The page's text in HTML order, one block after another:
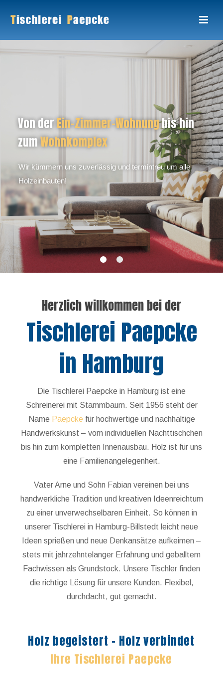
Wir kümmern uns zuverlässig und termintreu um alle
Holzeinbauten!
Von derEin-Zimmer-Wohnungbis hin
zumWohnkomplex
Herzlich willkommen bei der
Tischlerei Paepcke
in Hamburg
Die Tischlerei Paepcke in Hamburg ist eine
Schreinerei mit Stammbaum. Seit 1956 steht der
Name Paepcke für hochwertige und nachhaltige
Handwerkskunst – vom individuellen Nachttischchen
bis hin zum kompletten Innenausbau. Holz ist für uns
eine Familienangelegenheit.
Vater Arne und Sohn Fabian vereinen bei uns
handwerkliche Tradition und kreativen Ideenreichtum
zu einer unverwechselbaren Einheit. So können in
unserer Tischlerei in Hamburg-Billstedt leicht neue
Ideen sprießen und neue Denkansätze aufkeimen –
stets mit jahrzehntelanger Erfahrung und geballtem
Fachwissen als Grundstock. Unsere Tischler finden
die richtige Lösung für unsere Kunden. Flexibel,
durchdacht, gut gemacht.
Holz begeistert – Holz verbindet
Ihre Tischlerei Paepcke